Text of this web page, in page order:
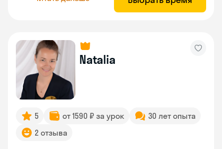
Natalia
5 от 1590 ₽ за урок
30 лет опыта
2 отзыва